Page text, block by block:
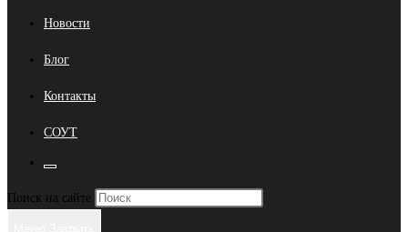
Новости
Блог
Контакты
СОУТ
Поиск на сайте